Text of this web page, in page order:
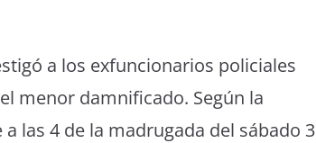
a los exfuncionarios policiales
menor damnificado. Según la
las 4 de la madrugada del sábado 3